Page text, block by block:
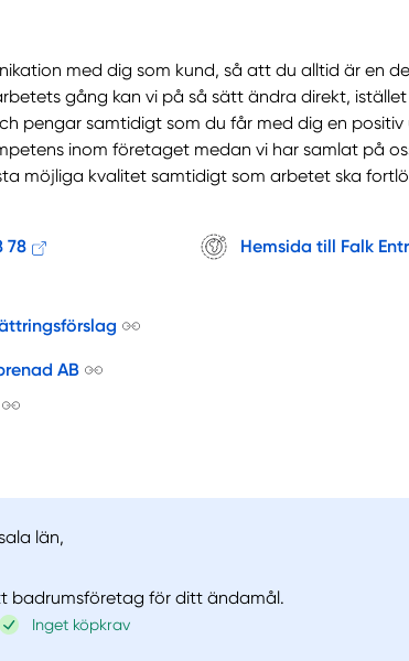
med dig som kund, så att du alltid är en
gång kan vi på så sätt ändra direkt,
pengar samtidigt som du får med dig en positiv
inom företaget medan vi har samlat på
möjliga kvalitet samtidigt som arbetet ska
78 Hemsida till Falk
AB
län,
badrumsföretag för ditt ändamål.
Inget köpkrav